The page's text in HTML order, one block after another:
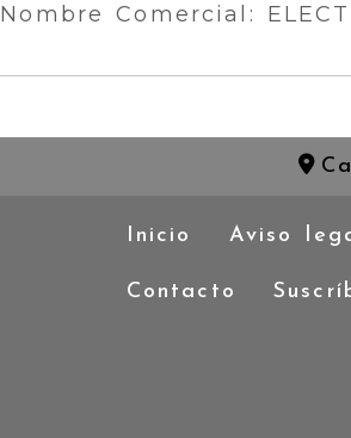
Nombre Comercial:
Inicio Aviso
Contacto